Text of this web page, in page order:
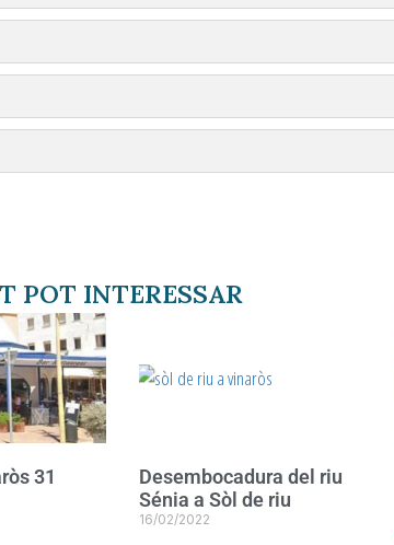
POT INTERESSAR
31
Desembocadura del riu
Sénia a Sòl de riu
16/02/2022